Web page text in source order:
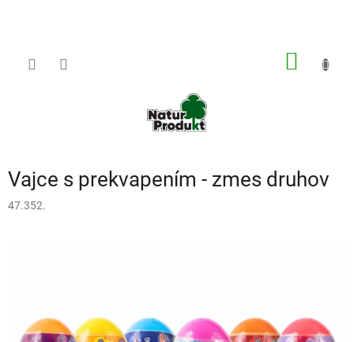
Vajce s prekvapením - zmes druhov
47.352.